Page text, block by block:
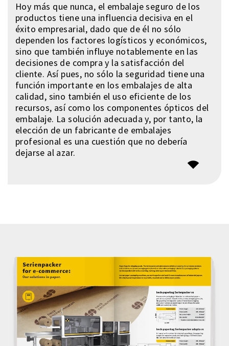
Hoy más que nunca, el embalaje seguro de los
productos tiene una influencia decisiva en el
éxito empresarial, dado que de él no sólo
dependen los factores logísticos y económicos,
sino que también influye notablemente en las
decisiones de compra y la satisfacción del
cliente. Así pues, no sólo la seguridad tiene una
función importante en los embalajes de alta
calidad, sino también el uso eficiente de los
recursos, así como los componentes ópticos del
embalaje. La solución adecuada y, por tanto, la
elección de un fabricante de embalajes
profesional es una cuestión que no debería
dejarse al azar.